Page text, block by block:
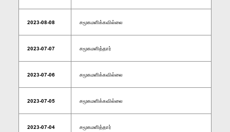
2023-08-08 சமூகமளிக்கவில்லை
2023-07-07 சமூகமளித்தார்
2023-07-06 சமூகமளிக்கவில்லை
2023-07-05 சமூகமளிக்கவில்லை
2023-07-04 சமூகமளித்தார்